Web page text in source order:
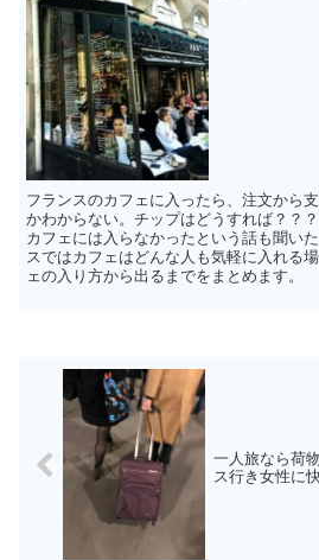
フランスのカフェに入ったら、注文から
かわからない。チップはどうすれば？？
カフェには入らなかったという話も聞い
スではカフェはどんな人も気軽に入れる
ェの入り方から出るまでをまとめます。
一人旅なら荷
ス行き女性に